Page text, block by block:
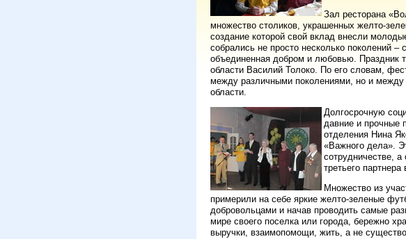
Зал ресторана
множество столиков, украшенных желто-
создание которой свой вклад внесли
собрались не просто несколько поколений
объединенная добром и любовью. Праздник
области Василий Толоко. По его словам,
между различными поколениями, но и
области.
Долгосрочную
давние и прочные
отделения Нина
«Важного дела».
сотрудничестве,
третьего
Множество из
примерили на себе яркие желто-зеленые
добровольцами и начав проводить самые
мире своего поселка или города, бережно
выручки, взаимопомощи, жить, а не